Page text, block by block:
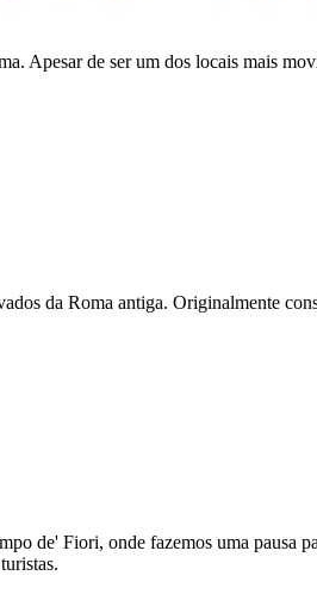
Apesar de ser um dos locais mais
da Roma antiga. Originalmente
de' Fiori, onde fazemos uma